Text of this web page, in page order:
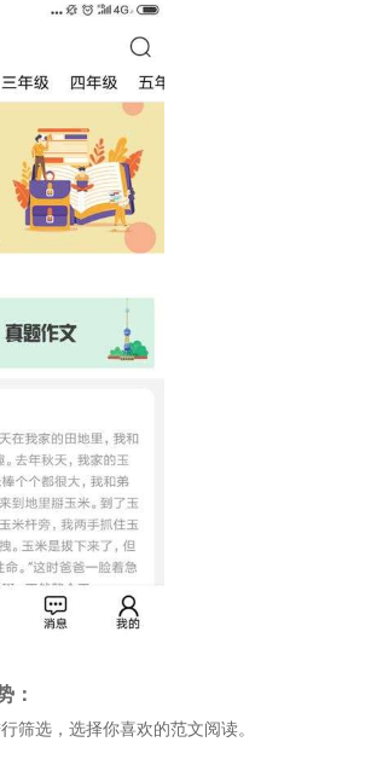
：
筛选，选择你喜欢的范文阅读。